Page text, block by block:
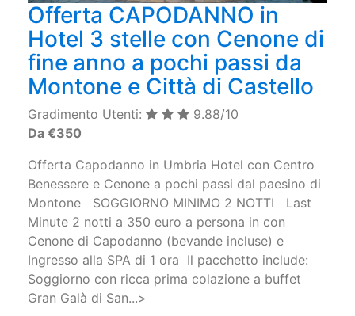
Offerta CAPODANNO in
Hotel 3 stelle con Cenone di
fine anno a pochi passi da
Montone e Città di Castello
Gradimento Utenti:
9.88/10
Da €350
Offerta Capodanno in Umbria Hotel con Centro
Benessere e Cenone a pochi passi dal paesino di
Montone SOGGIORNO MINIMO 2 NOTTI Last
Minute 2 notti a 350 euro a persona in con
Cenone di Capodanno (bevande incluse) e
Ingresso alla SPA di 1 ora Il pacchetto include:
Soggiorno con ricca prima colazione a buffet
Gran Galà di San...>